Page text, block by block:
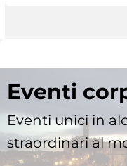
Eventi
Eventi unici in
straordinari al